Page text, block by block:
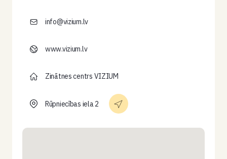
info@vizium.lv
www.vizium.lv
Zinātnes centrs VIZIUM
Rūpniecības iela 2